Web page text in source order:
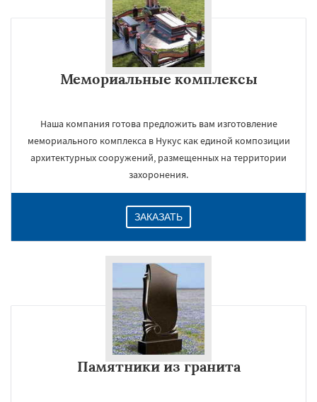
Мемориальные комплексы
Наша компания готова предложить вам изготовление
мемориального комплекса в Нукус как единой композиции
архитектурных сооружений, размещенных на территории
захоронения.
ЗАКАЗАТЬ
Памятники из гранита